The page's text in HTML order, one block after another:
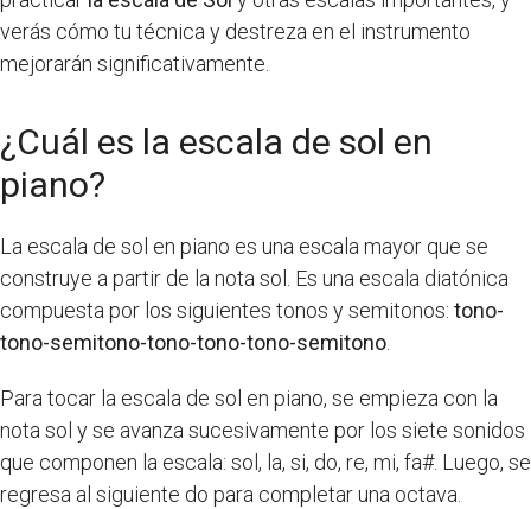
verás cómo tu técnica y destreza en el instrumento
mejorarán significativamente.
¿Cuál es la escala de sol en
piano?
La escala de sol en piano es una escala mayor que se
construye a partir de la nota sol. Es una escala diatónica
compuesta por los siguientes tonos y semitonos: tono-
tono-semitono-tono-tono-tono-semitono.
Para tocar la escala de sol en piano, se empieza con la
nota sol y se avanza sucesivamente por los siete sonidos
que componen la escala: sol, la, si, do, re, mi, fa#. Luego, se
regresa al siguiente do para completar una octava.